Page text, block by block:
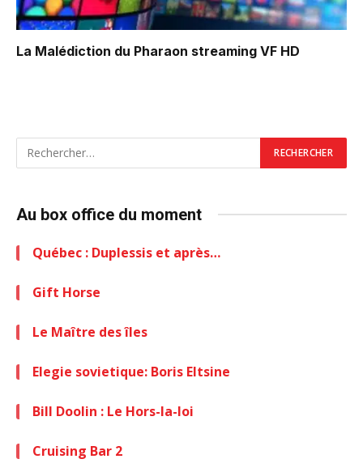
La Malédiction du Pharaon streaming VF HD
Au box office du moment
Québec : Duplessis et après…
Gift Horse
Le Maître des îles
Elegie sovietique: Boris Eltsine
Bill Doolin : Le Hors-la-loi
Cruising Bar 2